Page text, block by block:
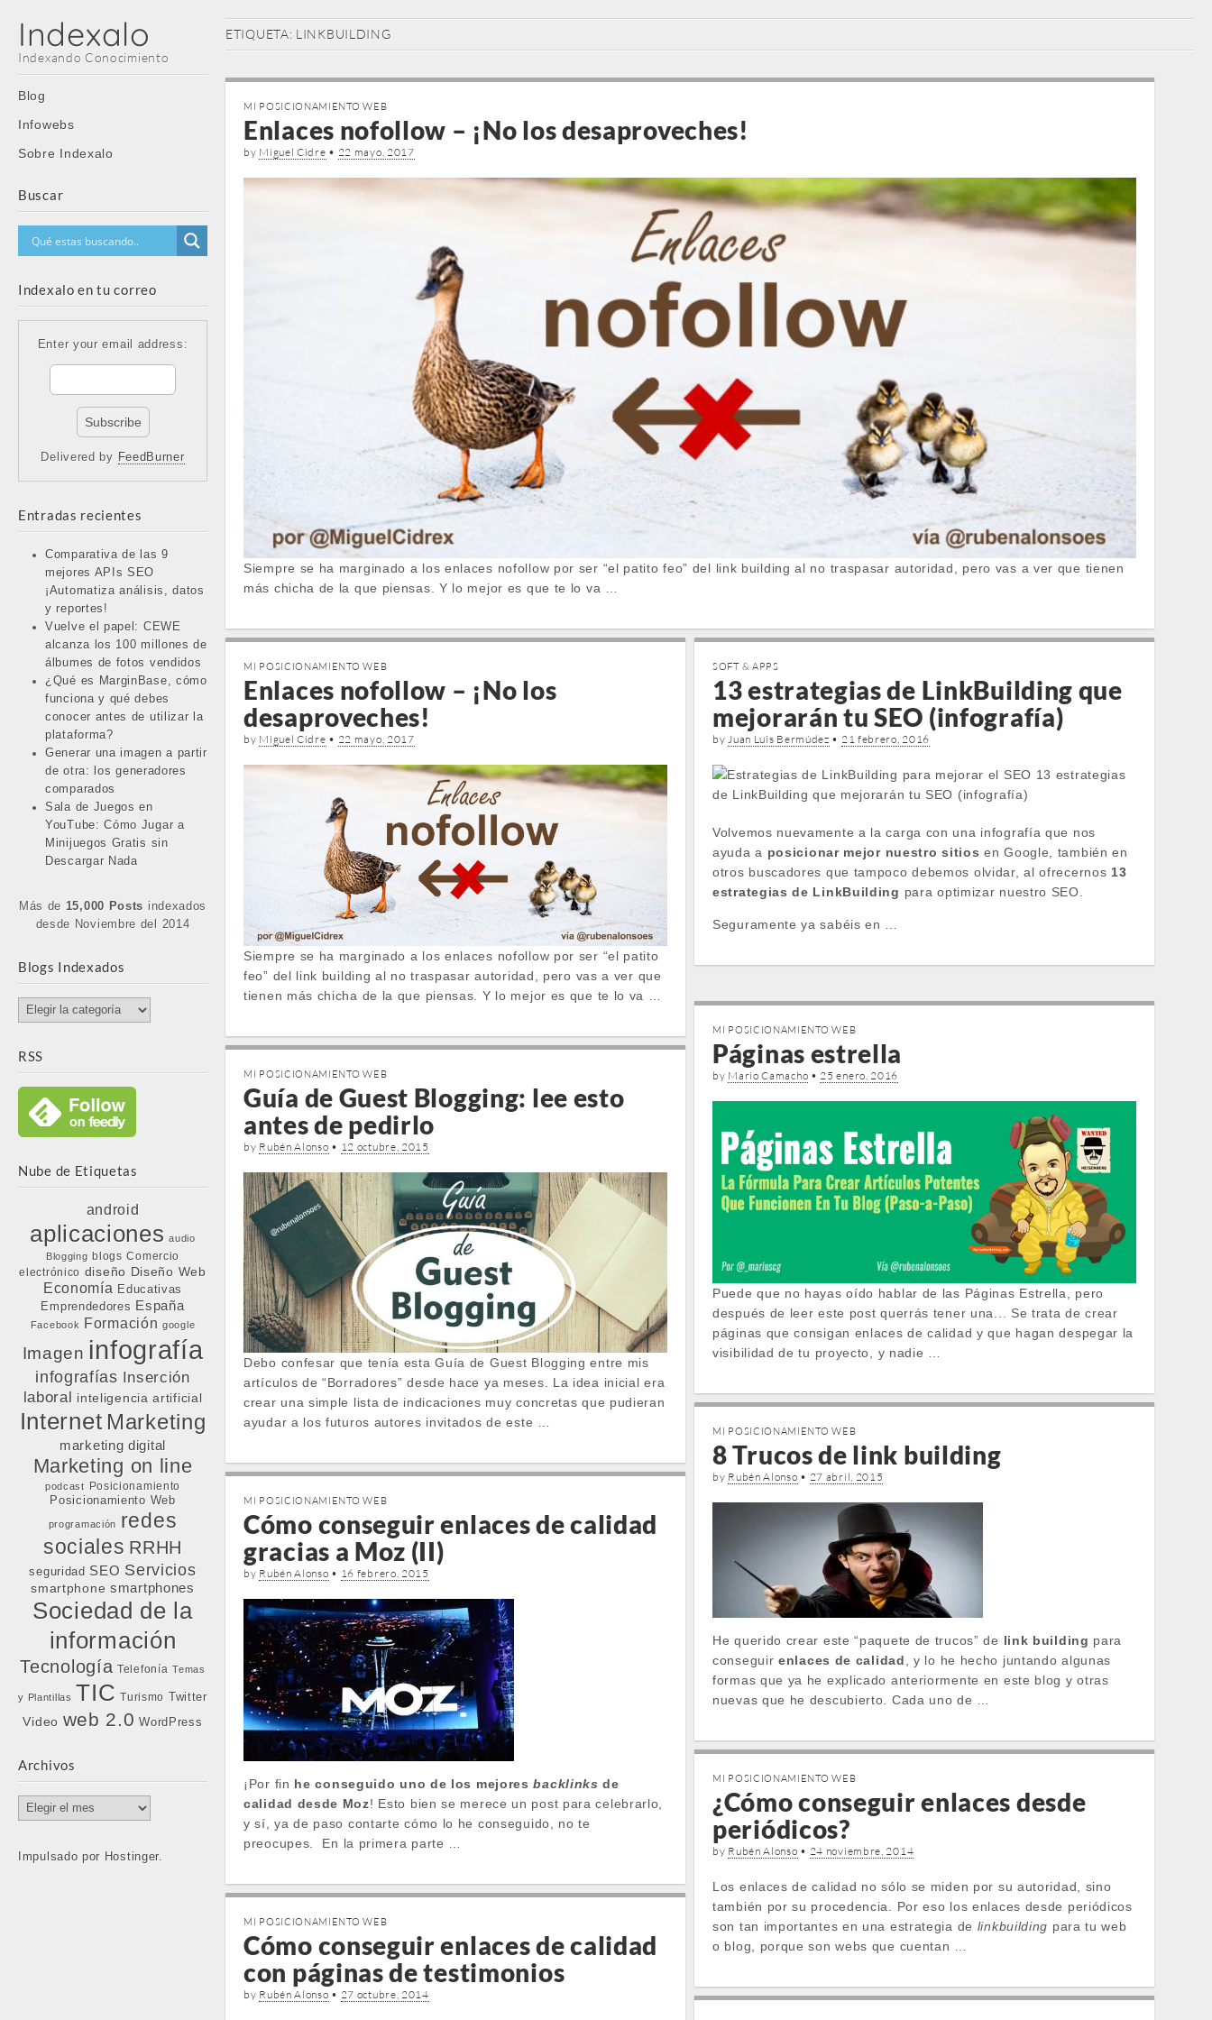
Indexalo
Indexando Conocimiento
Main
menu
Skip
content
Blog
Infowebs
Sobre Indexalo
Buscar
Indexalo en tu correo
Enter your email address:
Delivered by FeedBurner
Entradas recientes
Comparativa de las 9
mejores APIs SEO
¡Automatiza análisis, datos
y reportes!
Vuelve el papel: CEWE
alcanza los 100 millones de
álbumes de fotos vendidos
¿Qué es MarginBase, cómo
funciona y qué debes
conocer antes de utilizar la
plataforma?
Generar una imagen a partir
de otra: los generadores
comparados
Sala de Juegos en
YouTube: Cómo Jugar a
Minijuegos Gratis sin
Descargar Nada
Más de 15,000 Posts indexados
desde Noviembre del 2014
Blogs Indexados
Blogs
Indexados
RSS
Nube de Etiquetas
android
aplicaciones audio
Blogging blogs Comercio
electrónico diseño Diseño Web
Economía Educativas
Emprendedores España
Facebook Formación google
Imagen infografía
infografías Inserción
laboral inteligencia artificial
Internet Marketing
marketing digital
Marketing on line
podcast
Posicionamiento
Posicionamiento Web
programación redes
sociales RRHH
seguridad SEO Servicios
smartphone smartphones
Sociedad de la
información
Tecnología Telefonía Temas
y Plantillas TIC Turismo Twitter
Video web 2.0 WordPress
Archivos
Archivos
Impulsado por Hostinger.
ETIQUETA: LINKBUILDING
MI POSICIONAMIENTO WEB
Enlaces nofollow – ¡No los desaproveches!
by Miguel Cidre • 22 mayo, 2017
Siempre se ha marginado a los enlaces nofollow por ser “el patito feo” del link building al no traspasar autoridad, pero vas a ver que tienen
más chicha de la que piensas. Y lo mejor es que te lo va …
MI POSICIONAMIENTO WEB
Enlaces nofollow – ¡No los
desaproveches!
by Miguel Cidre • 22 mayo, 2017
Siempre se ha marginado a los enlaces nofollow por ser “el patito
feo” del link building al no traspasar autoridad, pero vas a ver que
tienen más chicha de la que piensas. Y lo mejor es que te lo va …
SOFT & APPS
13 estrategias de LinkBuilding que
mejorarán tu SEO (infografía)
byJuan Luis Bermúdez • 21 febrero, 2016
Volvemos nuevamente a la carga con una infografía que nos
ayuda a posicionar mejor nuestro sitios en Google, también en
otros buscadores que tampoco debemos olvidar, al ofrecernos 13
estrategias de LinkBuilding para optimizar nuestro SEO.
Seguramente ya sabéis en …
MI POSICIONAMIENTO WEB
Páginas estrella
by Mario Camacho • 25 enero, 2016
Puede que no hayas oído hablar de las Páginas Estrella, pero
después de leer este post querrás tener una... Se trata de crear
páginas que consigan enlaces de calidad y que hagan despegar la
visibilidad de tu proyecto, y nadie …
MI POSICIONAMIENTO WEB
Guía de Guest Blogging: lee esto
antes de pedirlo
by Rubén Alonso • 12 octubre, 2015
Debo confesar que tenía esta Guía de Guest Blogging entre mis
artículos de “Borradores” desde hace ya meses. La idea inicial era
crear una simple lista de indicaciones muy concretas que pudieran
ayudar a los futuros autores invitados de este …
MI POSICIONAMIENTO WEB
8 Trucos de link building
by Rubén Alonso • 27 abril, 2015
He querido crear este “paquete de trucos” de link building para
conseguir enlaces de calidad
, y lo he hecho juntando algunas
formas que ya he explicado anteriormente en este blog y otras
nuevas que he descubierto. Cada uno de …
MI POSICIONAMIENTO WEB
Cómo conseguir enlaces de calidad
gracias a Moz (II)
by Rubén Alonso • 16 febrero, 2015
¡Por fin he conseguido uno de los mejoresbacklinks de
calidad desde Moz! Esto bien se merece un post para celebrarlo,
y sí, ya de paso contarte cómo lo he conseguido, no te
preocupes.
En la primera parte …
MI POSICIONAMIENTO WEB
¿Cómo conseguir enlaces desde
periódicos?
by Rubén Alonso • 24 noviembre, 2014
Los enlaces de calidad no sólo se miden por su autoridad, sino
también por su procedencia. Por eso los enlaces desde periódicos
son tan importantes en una estrategia de linkbuilding para tu web
o blog, porque son webs que cuentan …
MI POSICIONAMIENTO WEB
Cómo conseguir enlaces de calidad
con páginas de testimonios
by Rubén Alonso • 27 octubre, 2014